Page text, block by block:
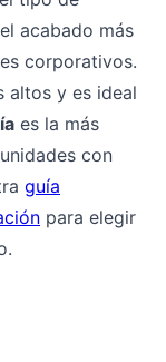
acabado más
corporativos.
altos y es ideal
es la más
con
guía
para elegir